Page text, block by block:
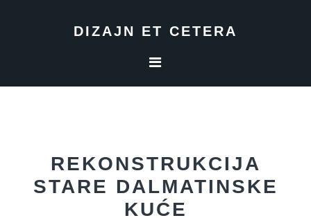
DIZAJN ET CETERA
REKONSTRUKCIJA
STARE DALMATINSKE
KUĆE